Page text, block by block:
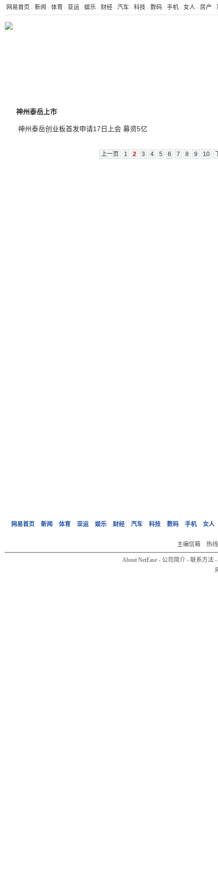
网易首页 - 新闻 - 体育 - 亚运 - 娱乐 - 财经 - 汽车 - 科技 - 数码 - 手机 - 女人 - 房产 -
神州泰岳上市
神州泰岳创业板首发申请17日上会 募资5亿
上一页 1 2 3 4 5 6 7 8 9 10
网易首页 新闻 体育 亚运 娱乐 财经 汽车 科技 数码 手机 女人
主编信箱 热线
About NetEase - 公司简介 - 联系方法 -